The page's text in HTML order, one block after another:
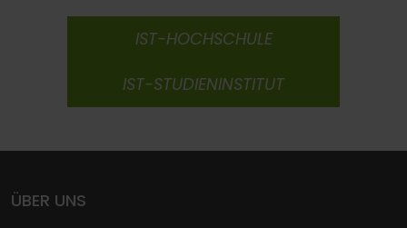
IST-HOCHSCHULE
IST-STUDIENINSTITUT
ÜBER UNS